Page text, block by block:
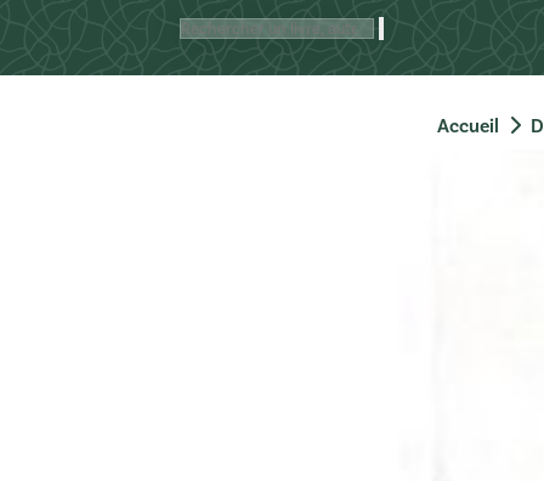
Rechercher
Accueil